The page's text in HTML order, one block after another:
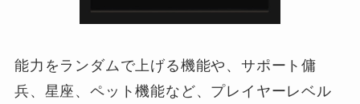
能力をランダムで上げる機能や、サポート傭
兵、星座、ペット機能など、プレイヤーレベル